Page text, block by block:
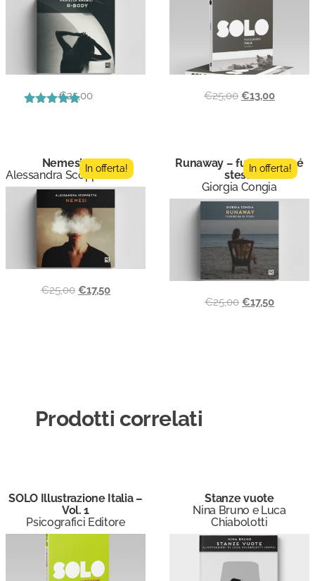
€25,00 €25,00 €13,00
Nemesi
Alessandra Scoppetta
In offerta!
€25,00 €17,50
Runaway – fuggire da sé
stessi
Giorgia Congia
In offerta!
€25,00 €17,50
Prodotti correlati
SOLO Illustrazione Italia –
Vol. 1
Psicografici Editore
Stanze vuote
Nina Bruno e Luca
Chiabolotti